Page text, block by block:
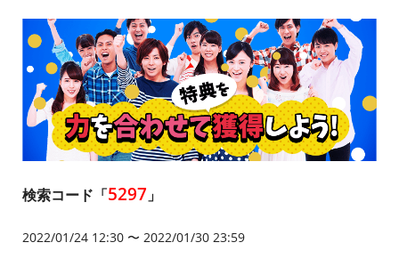
検索コード「5297 」
2022/01/24 12:30 〜 2022/01/30 23:59